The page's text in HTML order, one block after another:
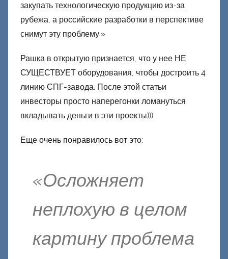
закупать технологическую продукцию из-за
рубежа, а российские разработки в перспективе
снимут эту проблему.»
Рашка в открытую признается, что у нее НЕ
СУЩЕСТВУЕТ оборудования, чтобы достроить 4
линию СПГ-завода. После этой статьи
инвесторы просто наперегонки ломануться
вкладывать деньги в эти проекты)))
Еще очень понравилось вот это:
«Осложняет
неплохую в целом
картину проблема